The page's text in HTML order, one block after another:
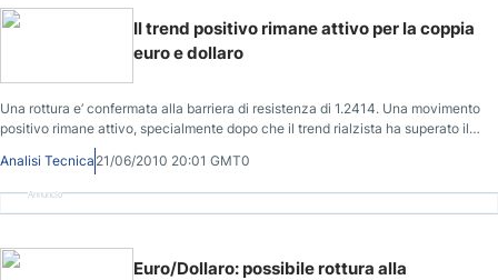
Il trend positivo rimane attivo per la coppia
euro e dollaro
Una rottura e’ confermata alla barriera di resistenza di 1.2414. Una movimento
positivo rimane attivo, specialmente dopo che il trend rialzista ha superato il
livello di resistenza. Il trend rialzista e’ confidente, mentre le candele
rimangono sopra la corrente linea di trend, cercate per opportunità di
acquisto.
Analisi Tecnica 21/06/2010 20:01 GMT0
Annuncio
Euro/Dollaro: possibile rottura alla